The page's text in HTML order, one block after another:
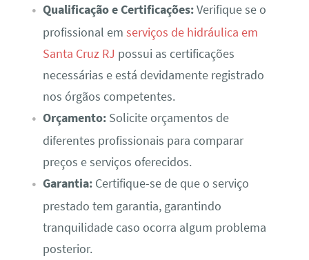
Qualificação e Certificações:Verifique se o
profissional em serviços de hidráulica em
Santa Cruz RJ possui as certificações
necessárias e está devidamente registrado
nos órgãos competentes.
Orçamento:Solicite orçamentos de
diferentes profissionais para comparar
preços e serviços oferecidos.
Garantia:Certifique-se de que o serviço
prestado tem garantia, garantindo
tranquilidade caso ocorra algum problema
posterior.